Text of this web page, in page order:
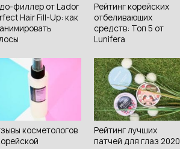
филлер от Lador
Hair Fill-Up: как
Рейтинг корейских
отбеливающих
средств: Топ 5 от
Lunifera
косметологов
Рейтинг лучших
патчей для глаз 2020